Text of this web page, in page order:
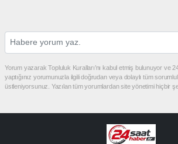
Yorum yazarak Topluluk Kuralları’nı kabul etmiş bulunuyor ve
yaptığınız yorumunuzla ilgili doğrudan veya dolaylı tüm
üstleniyorsunuz. Yazılan tüm yorumlardan site yönetimi hiçbir